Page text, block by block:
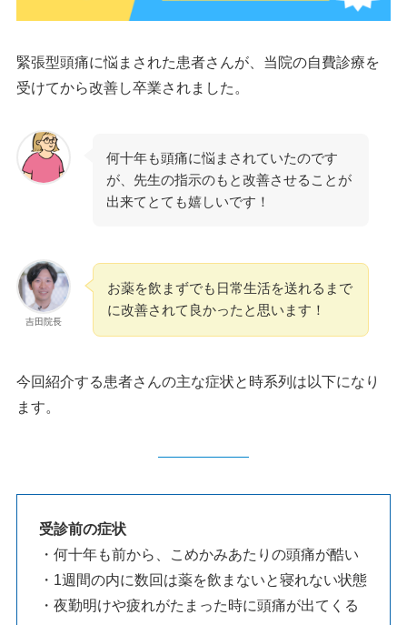
緊張型頭痛に悩まされた患者さんが、当院の自費診療を
受けてから改善し卒業されました。
何十年も頭痛に悩まされていたのです
が、先生の指示のもと改善させることが
出来てとても嬉しいです！
吉田院長
お薬を飲まずでも日常生活を送れるまで
に改善されて良かったと思います！
今回紹介する患者さんの主な症状と時系列は以下になり
ます。
受診前の症状
・何十年も前から、こめかみあたりの頭痛が酷い
・1週間の内に数回は薬を飲まないと寝れない状態
・夜勤明けや疲れがたまった時に頭痛が出てくる